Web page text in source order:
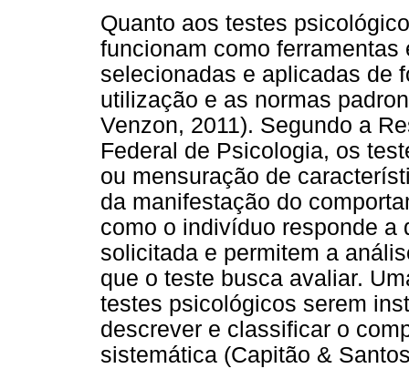
Quanto aos testes
funcionam como
selecionadas e aplicadas de
utilização e as normas
Venzon, 2011). Segundo a
Federal de Psicologia, os
ou mensuração de
da manifestação do
como o indivíduo responde a
solicitada e permitem a
que o teste busca avaliar.
testes psicológicos serem
descrever e classificar o
sistemática (Capitão &